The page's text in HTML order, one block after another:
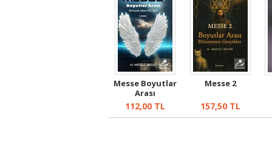
Messe Boyutlar
Arası
112,00TL
Messe 2
157,50TL